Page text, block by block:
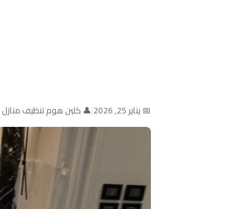
📅 يناير 25, 2026 |👤 كلين هوم تنظيف منازل